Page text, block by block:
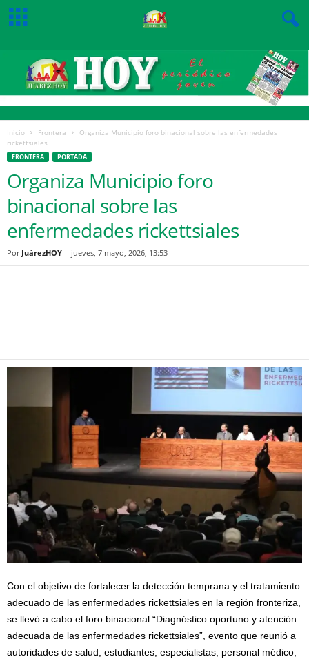
Inicio Frontera
Organiza Municipio foro binacional sobre las enfermedades
rickettsiales
FRONTERA PORTADA
Organiza Municipio foro
binacional sobre las
enfermedades rickettsiales
Por JuárezHOY - jueves, 7 mayo, 2026, 13:53
Con el objetivo de fortalecer la detección temprana y el tratamiento
adecuado de las enfermedades rickettsiales en la región fronteriza,
se llevó a cabo el foro binacional “Diagnóstico oportuno y atención
adecuada de las enfermedades rickettsiales”, evento que reunió a
autoridades de salud, estudiantes, especialistas, personal médico,